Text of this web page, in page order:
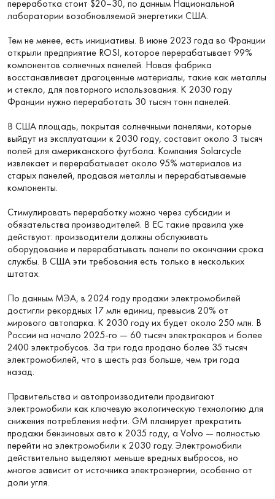
переработка стоит $20–30, по данным Национальной
лаборатории возобновляемой энергетики США.
Тем не менее, есть инициативы. В июне 2023 года во Франции
открыли предприятие ROSI, которое перерабатывает 99%
компонентов солнечных панелей. Новая фабрика
восстанавливает драгоценные материалы, такие как металлы
и стекло, для повторного использования. К 2030 году
Франции нужно переработать 30 тысяч тонн панелей.
В США площадь, покрытая солнечными панелями, которые
выйдут из эксплуатации к 2030 году, составит около 3 тысяч
полей для американского футбола. Компания Solarcycle
извлекает и перерабатывает около 95% материалов из
старых панелей, продавая металлы и перерабатываемые
компоненты.
Стимулировать переработку можно через субсидии и
обязательства производителей. В ЕС такие правила уже
действуют: производители должны обслуживать
оборудование и перерабатывать панели по окончании срока
службы. В США эти требования есть только в нескольких
штатах.
По данным МЭА, в 2024 году продажи электромобилей
достигли рекордных 17 млн единиц, превысив 20% от
мирового автопарка. К 2030 году их будет около 250 млн. В
России на начало 2025-го — 60 тысяч электрокаров и более
2400 электробусов. За три года продано более 35 тысяч
электромобилей, что в шесть раз больше, чем три года
назад.
Правительства и автопроизводители продвигают
электромобили как ключевую экологическую технологию для
снижения потребления нефти. GM планирует прекратить
продажи бензиновых авто к 2035 году, а Volvo — полностью
перейти на электромобили к 2030 году. Электромобили
действительно выделяют меньше вредных выбросов, но
многое зависит от источника электроэнергии, особенно от
доли угля.